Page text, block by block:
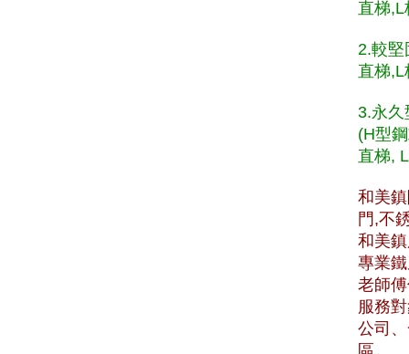
直梯
2.較堅
直梯
3.永久
(H型
直梯,
和美
門,不
和美
專業
老師
服務
公司
區。